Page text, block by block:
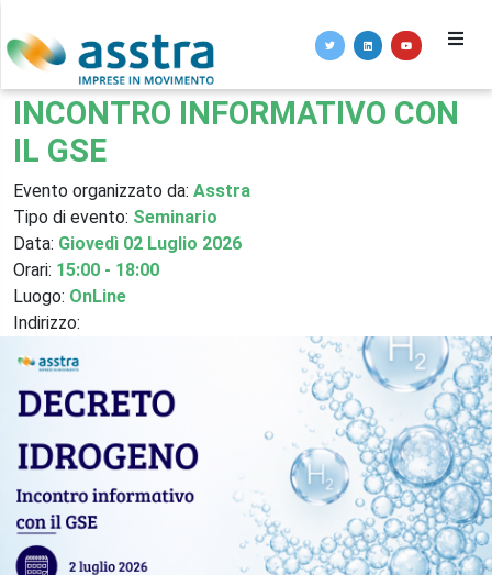
INCONTRO INFORMATIVO CON
IL GSE
Evento organizzato da: Asstra
Tipo di evento: Seminario
Data: Giovedì 02 Luglio 2026
Orari: 15:00 - 18:00
Luogo: OnLine
Indirizzo: